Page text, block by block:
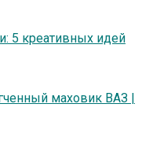
5 креативных идей
маховик ВАЗ |